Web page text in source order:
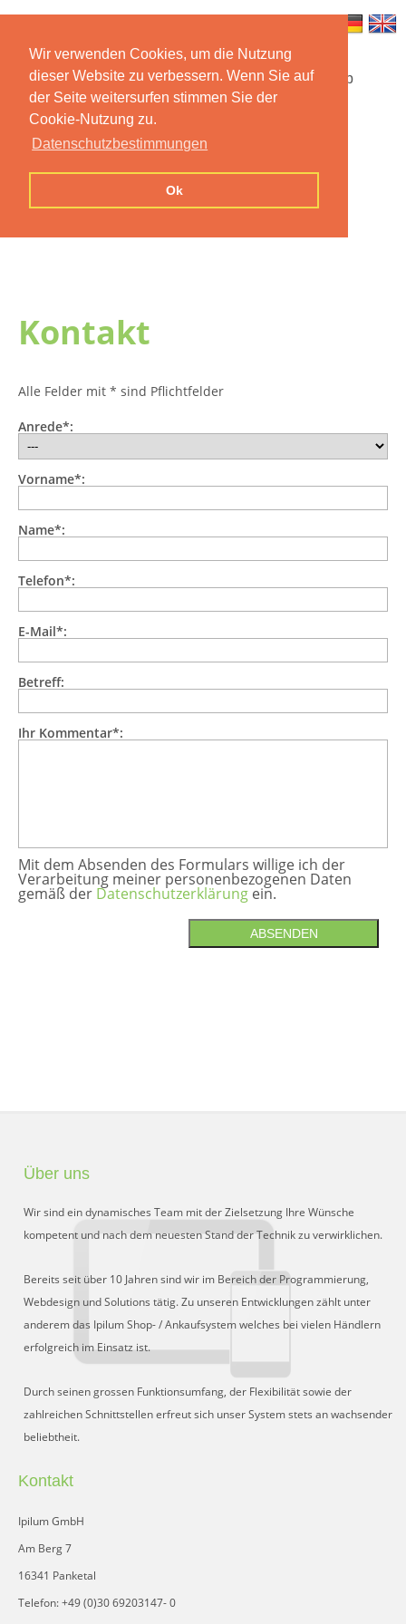
Wir verwenden Cookies, um die Nutzung
dieser Website zu verbessern. Wenn Sie auf
der Seite weitersurfen stimmen Sie der
Cookie-Nutzung zu.
Datenschutzbestimmungen
Ok
Startseite Funktionen Mobile App
Preise
Kontakt Impressum
Kontakt
Alle Felder mit * sind Pflichtfelder
Anrede*:
Vorname*:
Name*:
Telefon*:
E-Mail*:
Betreff:
Ihr Kommentar*:
Mit dem Absenden des Formulars willige ich der
Verarbeitung meiner personenbezogenen Daten
gemäß der Datenschutzerklärung ein.
ABSENDEN
Über uns
Wir sind ein dynamisches Team mit der Zielsetzung Ihre Wünsche
kompetent und nach dem neuesten Stand der Technik zu verwirklichen.
Bereits seit über 10 Jahren sind wir im Bereich der Programmierung,
Webdesign und Solutions tätig. Zu unseren Entwicklungen zählt unter
anderem das Ipilum Shop- / Ankaufsystem welches bei vielen Händlern
erfolgreich im Einsatz ist.
Durch seinen grossen Funktionsumfang, der Flexibilität sowie der
zahlreichen Schnittstellen erfreut sich unser System stets an wachsender
beliebtheit.
Kontakt
Ipilum GmbH
Am Berg 7
16341 Panketal
Telefon: +49 (0)30 69203147- 0